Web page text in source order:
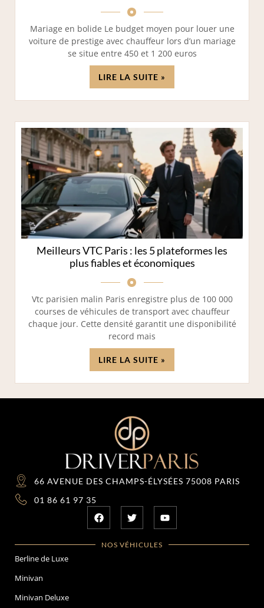
Mariage en bolide Le budget moyen pour louer une
voiture de prestige avec chauffeur lors d’un mariage
se situe entre 450 et 1 200 euros
LIRE LA SUITE »
Meilleurs VTC Paris : les 5 plateformes les
plus fiables et économiques
Vtc parisien malin Paris enregistre plus de 100 000
courses de véhicules de transport avec chauffeur
chaque jour. Cette densité garantit une disponibilité
record mais
LIRE LA SUITE »
66 AVENUE DES CHAMPS-ÉLYSÉES 75008 PARIS
01 86 61 97 35
NOS VÉHICULES
Berline de Luxe
Minivan
Minivan Deluxe